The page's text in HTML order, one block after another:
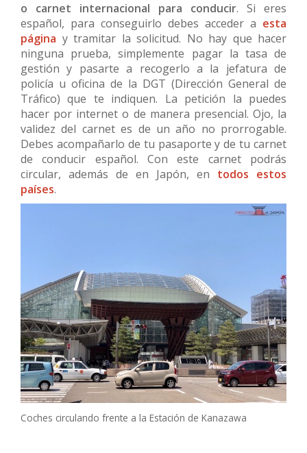
o carnet internacional para conducir. Si eres
español, para conseguirlo debes acceder a esta
página y tramitar la solicitud. No hay que hacer
ninguna prueba, simplemente pagar la tasa de
gestión y pasarte a recogerlo a la jefatura de
policía u oficina de la DGT (Dirección General de
Tráfico) que te indiquen. La petición la puedes
hacer por internet o de manera presencial. Ojo, la
validez del carnet es de un año no prorrogable.
Debes acompañarlo de tu pasaporte y de tu carnet
de conducir español. Con este carnet podrás
circular, además de en Japón, en todos estos
países.
Coches circulando frente a la Estación de Kanazawa